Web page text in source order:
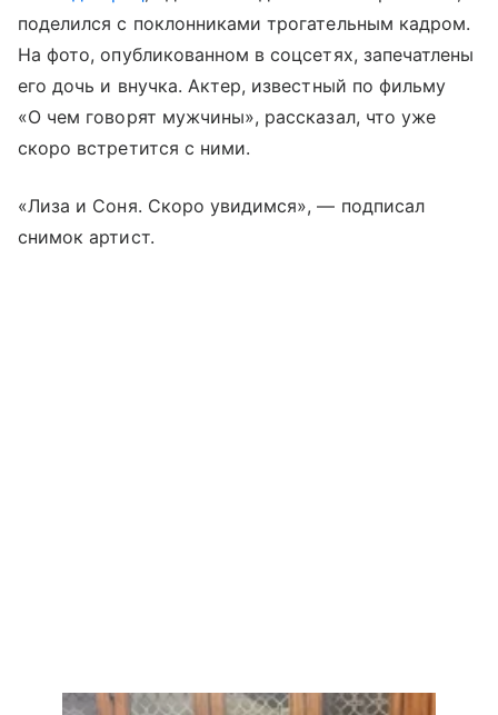
поделился с поклонниками трогательным кадром.
На фото, опубликованном в соцсетях, запечатлены
его дочь и внучка. Актер, известный по фильму
«О чем говорят мужчины», рассказал, что уже
скоро встретится с ними.
«Лиза и Соня. Скоро увидимся», — подписал
снимок артист.